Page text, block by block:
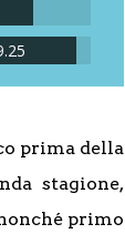
prima della
stagione,
primo